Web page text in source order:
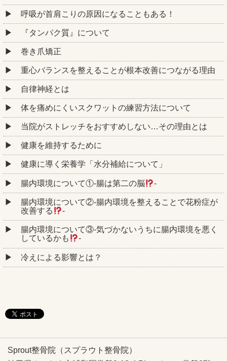
呼吸が首肩こりの原因になることもある！
『タンパク質』について
巻き爪矯正
重心バランスを整えることが根本改善につながる理由
自律神経とは
体を痛めにくいスクワットの練習方法について
当院がストレッチをおすすめしない…その理由とは
健康を維持するために
健康に導く栄養学「水分補給について」
腸内環境について①‐腸は第二の脳 ‐
腸内環境について②‐腸内環境を整えることで花粉症が
改善する
‐
腸内環境について③‐気づかないうちに腸内環境を悪く
しているかも
‐
冷えによる影響とは？
Sprout整骨院（スプラウト整骨院）